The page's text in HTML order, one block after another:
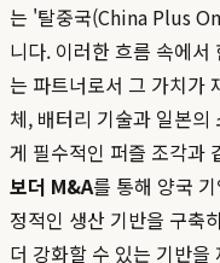
는 '탈중국(China Plus
니다. 이러한 흐름 속에
는 파트너로서 그 가치가
체, 배터리 기술과 일본의
게 필수적인 퍼즐 조각과
보더 M&A를 통해 양국
정적인 생산 기반을 구축
더 강화할 수 있는 기반을